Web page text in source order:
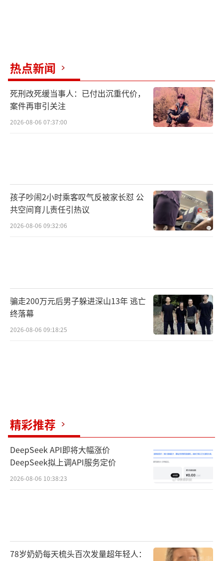
热点新闻
死刑改死缓当事人：已付出沉重代价，
案件再审引关注
2026-08-06 07:37:00
孩子吵闹2小时乘客叹气反被家长怼 公
共空间育儿责任引热议
2026-08-06 09:32:06
骗走200万元后男子躲进深山13年 逃亡
终落幕
2026-08-06 09:18:25
精彩推荐
DeepSeek API即将大幅涨价
DeepSeek拟上调API服务定价
2026-08-06 10:38:23
78岁奶奶每天梳头百次发量超年轻人：